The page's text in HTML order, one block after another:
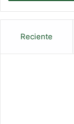
Reciente